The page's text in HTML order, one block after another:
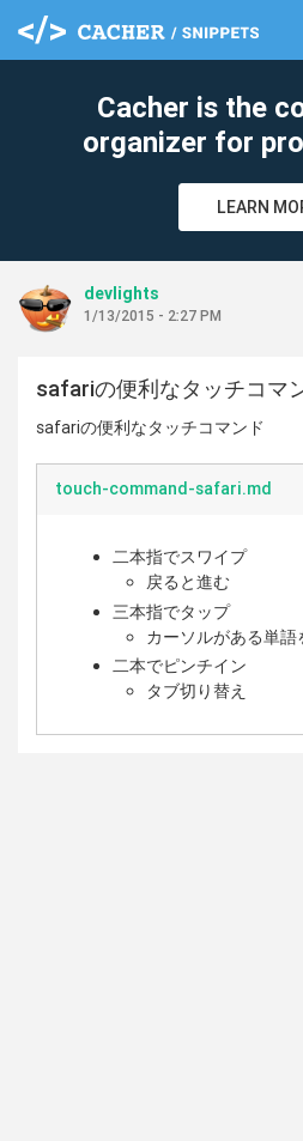
Cacher is the
organizer for
LEARN
devlights
1/13/2015 - 2:27 PM
safariの便利なタッチコマ
safariの便利なタッチコマンド
touch-command-safari.md
二本指でスワイプ
戻ると進む
三本指でタップ
カーソルがある単語
二本でピンチイン
タブ切り替え